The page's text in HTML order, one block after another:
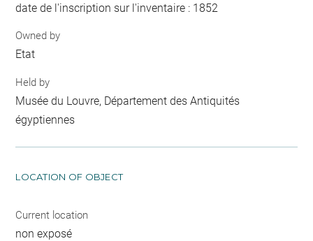
date de l'inscription sur l'inventaire : 1852
Owned by
Etat
Held by
Musée du Louvre, Département des Antiquités
égyptiennes
LOCATION OF OBJECT
Current location
non exposé